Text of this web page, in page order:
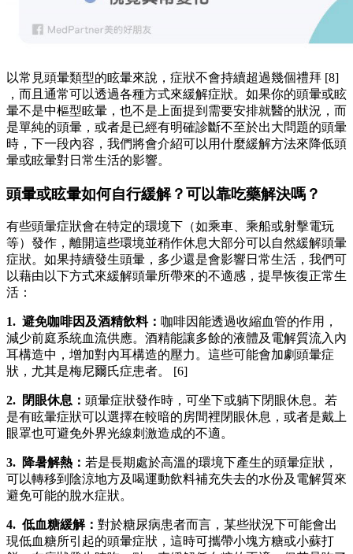
以常見頭暈類型的眩暈來說，症狀不會持續超過幾個禮拜 [8]
，而且通常可以透過各種方式來緩解症狀。如果你的頭暈或眩
暈不是中樞型眩暈，也不是上面提到需要安排就醫的狀況，而
是單純的頭暈，或者是已經有明確診斷不至於出大問題的頭暈
時，下一段內容，我們將會介紹可以用什麼緩解方法來降低頭
暈或眩暈對日常生活的影響。
頭暈或眩暈如何自行緩解？可以靠吃藥解決嗎？
有些頭暈症狀會在特定的環境下（如乘車、乘船或射擊電玩
等）發作，離開這些環境並稍作休息大部分可以自然緩解頭暈
症狀。如果持續發生頭暈，多少還是會影響日常生活，我們可
以藉由以下方式來緩解頭暈所帶來的不適感，提早恢復正常生
活：
1. 避免咖啡因及酒精飲料： 咖啡因能透過收縮血管的作用，
減少前庭系統血流供應。酒精能讓多餘的液體及電解質流入內
耳構造中，增加對內耳構造的壓力。這些可能會加劇頭暈症
狀，尤其是梅尼爾氏症患者。 [6]
2. 閉眼休息： 頭暈症狀發作時，可坐下或躺下閉眼休息。若
是有眩暈症狀可以選擇在較暗的房間裡閉眼休息，或者是戴上
眼罩也可避免外界光線刺激造成的不適。
3. 降暑解熱： 若是長期處於高溫的環境下產生的頭暈症狀，
可以轉移到陰涼地方及喝運動飲料補充失去的水份及電解質來
避免可能的脫水症狀。
4. 低血糖緩解： 對於糖尿病患者而言，某些狀況下可能會出
現低血糖所引起的頭暈症狀，這時可攜帶小塊方糖或小蘇打